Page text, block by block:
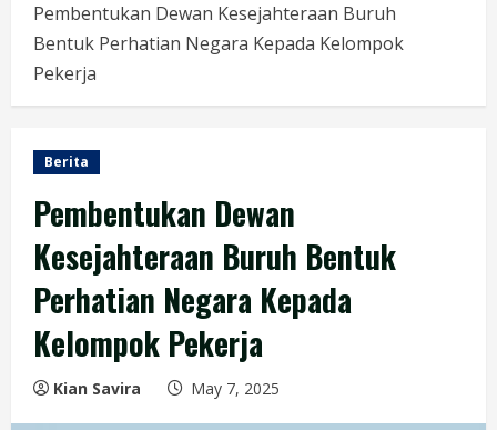
Pembentukan Dewan Kesejahteraan Buruh
Bentuk Perhatian Negara Kepada Kelompok
Pekerja
Berita
Pembentukan Dewan
Kesejahteraan Buruh Bentuk
Perhatian Negara Kepada
Kelompok Pekerja
Kian Savira May 7, 2025